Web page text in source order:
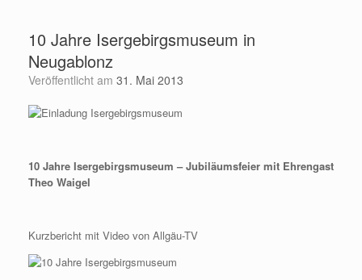
springen10 Jahre Isergebirgsmuseum in
Neugablonz
Veröffentlicht am 31. Mai 2013
10 Jahre Isergebirgsmuseum – Jubiläumsfeier mit Ehrengast
Theo Waigel
Kurzbericht mit Video von Allgäu-TV